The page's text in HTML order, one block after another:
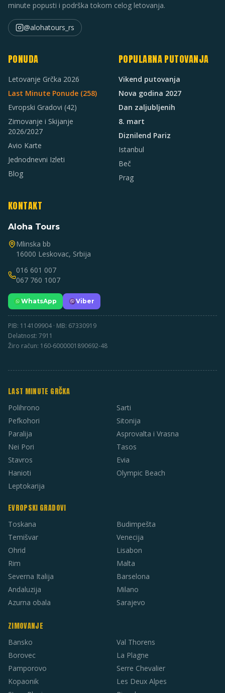
minute popusti i podrška tokom celog letovanja.
@alohatours_rs
PONUDA
Letovanje Grčka 2026
Last Minute Ponude (258)
Evropski Gradovi (42)
Zimovanje i Skijanje
2026/2027
Avio Karte
Jednodnevni Izleti
Blog
POPULARNA PUTOVANJA
Vikend putovanja
Nova godina 2027
Dan zaljubljenih
8. mart
Diznilend Pariz
Istanbul
Beč
Prag
KONTAKT
Aloha Tours
Mlinska bb
16000 Leskovac, Srbija
016 601 007
067 760 1007
WhatsApp Viber
PIB: 114109904 · MB: 67330919
Delatnost: 7911
Žiro račun: 160-6000001890692-48
LAST MINUTE GRČKA
Polihrono
Pefkohori
Paralija
Nei Pori
Stavros
Hanioti
Leptokarija
Sarti
Sitonija
Asprovalta i Vrasna
Tasos
Evia
Olympic Beach
EVROPSKI GRADOVI
Toskana
Temišvar
Ohrid
Rim
Severna Italija
Andaluzija
Azurna obala
Budimpešta
Venecija
Lisabon
Malta
Barselona
Milano
Sarajevo
ZIMOVANJE
Bansko
Borovec
Pamporovo
Kopaonik
Val Thorens
La Plagne
Serre Chevalier
Les Deux Alpes